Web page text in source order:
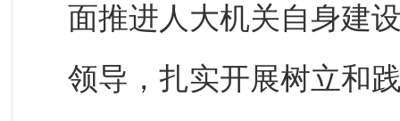
面推进人大机关自身建
领导，扎实开展树立和